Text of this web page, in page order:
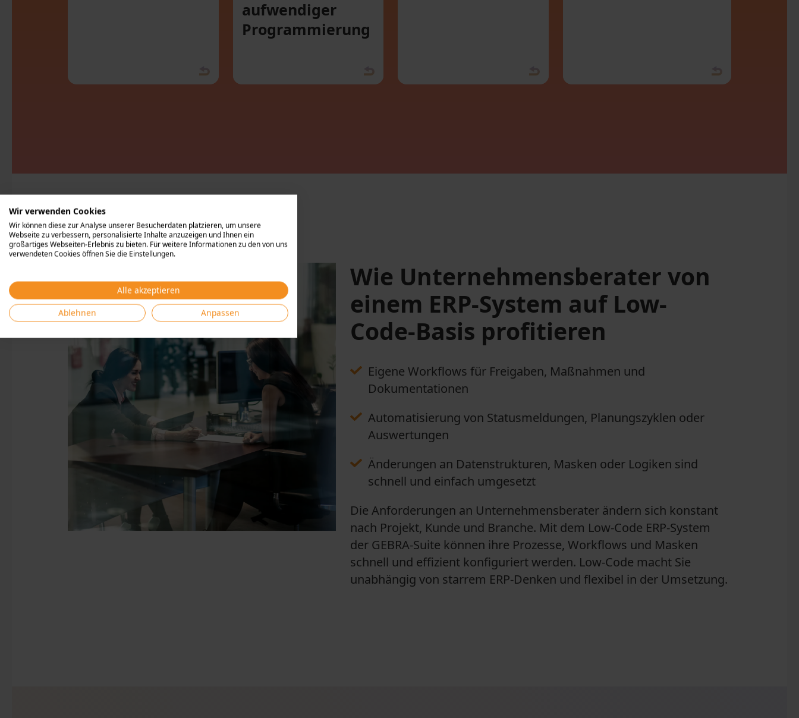
aufwendiger
Programmierung
Wie Unternehmensberater von
einem ERP-System auf Low-
Code-Basis profitieren
Eigene Workflows für Freigaben, Maßnahmen und
Dokumentationen
Automatisierung von Statusmeldungen, Planungszyklen oder
Auswertungen
Änderungen an Datenstrukturen, Masken oder Logiken sind
schnell und einfach umgesetzt
Die Anforderungen an Unternehmensberater ändern sich konstant
nach Projekt, Kunde und Branche. Mit dem Low-Code ERP-System
der GEBRA-Suite können ihre Prozesse, Workflows und Masken
schnell und effizient konfiguriert werden. Low-Code macht Sie
unabhängig von starrem ERP-Denken und flexibel in der Umsetzung.
Wir verwenden Cookies
Wir können diese zur Analyse unserer Besucherdaten platzieren, um unsere
Webseite zu verbessern, personalisierte Inhalte anzuzeigen und Ihnen ein
großartiges Webseiten-Erlebnis zu bieten. Für weitere Informationen zu den von uns
verwendeten Cookies öffnen Sie die Einstellungen.
Alle akzeptieren
Ablehnen
Anpassen